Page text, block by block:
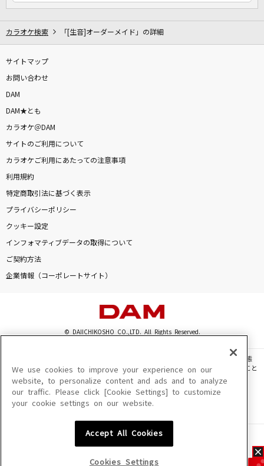
カラオケ検索 「[生音]オーダーメイド」の詳細
サイトマップ
お問い合わせ
DAM
DAM★とも
カラオケ＠DAM
サイトのご利用について
カラオケご利用にあたっての注意事項
利用規約
特定商取引法に基づく表示
プライバシーポリシー
クッキー設定
インフォマティブデータの取得について
ご契約方法
企業情報（コーポレートサイト）
© DAIICHIKOSHO CO.,LTD. All Rights Reserved.
このサイトに掲載されている一切の文章・画像・写真・動画・音声等を、手段や形態
を問わず、著作権法の定める範囲を超えて無断で複製、転載、ファイル化などすること
を禁じます。
楽曲及びコンテンツは、機種によりご利用いただけない場合があります。
楽曲及びコンテンツの配信日、配信内容が変更になる場合があります。
We use cookies to improve your experience on our
website, to personalize content and ads and to analyze
our traffic. Please click [Cookie Settings] to customize
your cookie settings on our website.
Accept All Cookies
Cookies Settings